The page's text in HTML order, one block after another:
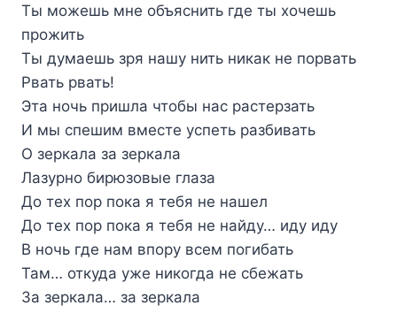
Ты можешь мне объяснить где ты хочешь
прожить
Ты думаешь зря нашу нить никак не порвать
Рвать рвать!
Эта ночь пришла чтобы нас растерзать
И мы спешим вместе успеть разбивать
О зеркала за зеркала
Лазурно бирюзовые глаза
До тех пор пока я тебя не нашел
До тех пор пока я тебя не найду… иду иду
В ночь где нам впору всем погибать
Там… откуда уже никогда не сбежать
За зеркала… за зеркала